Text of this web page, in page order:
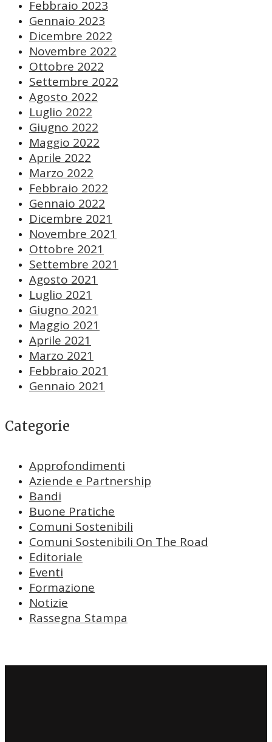
Febbraio 2023
Gennaio 2023
Dicembre 2022
Novembre 2022
Ottobre 2022
Settembre 2022
Agosto 2022
Luglio 2022
Giugno 2022
Maggio 2022
Aprile 2022
Marzo 2022
Febbraio 2022
Gennaio 2022
Dicembre 2021
Novembre 2021
Ottobre 2021
Settembre 2021
Agosto 2021
Luglio 2021
Giugno 2021
Maggio 2021
Aprile 2021
Marzo 2021
Febbraio 2021
Gennaio 2021
Categorie
Approfondimenti
Aziende e Partnership
Bandi
Buone Pratiche
Comuni Sostenibili
Comuni Sostenibili On The Road
Editoriale
Eventi
Formazione
Notizie
Rassegna Stampa